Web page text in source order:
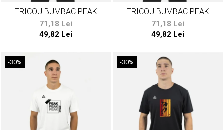
TRICOU BUMBAC PEAK
BASKETBALL ALB
71,18 Lei
49,82 Lei
TRICOU BUMBAC PEAK
POTENTIAL ALB
71,18 Lei
49,82 Lei
-30% -30%